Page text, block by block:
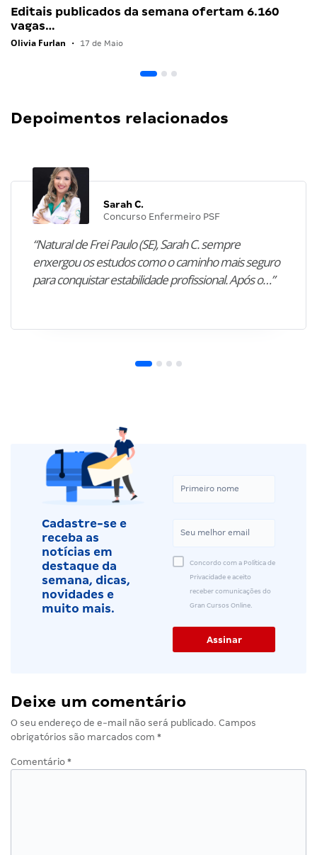
Editais publicados da semana ofertam 6.160
vagas…
Olivia Furlan • 17 de Maio
Depoimentos relacionados
Sarah C.
Concurso Enfermeiro PSF
“Natural de Frei Paulo (SE), Sarah C. sempre
enxergou os estudos como o caminho mais seguro
para conquistar estabilidade profissional. Após o…”
Cadastre-se e
receba as
notícias em
destaque da
semana, dicas,
novidades e
muito mais.
Concordo com a Política de
Privacidade e aceito
receber comunicações do
Gran Cursos Online.
Deixe um comentário
O seu endereço de e-mail não será publicado. Campos
obrigatórios são marcados com *
Comentário *